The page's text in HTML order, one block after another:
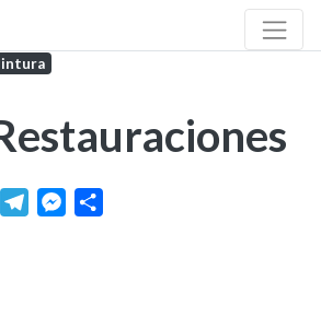
WhatsAppTelegramMessenger